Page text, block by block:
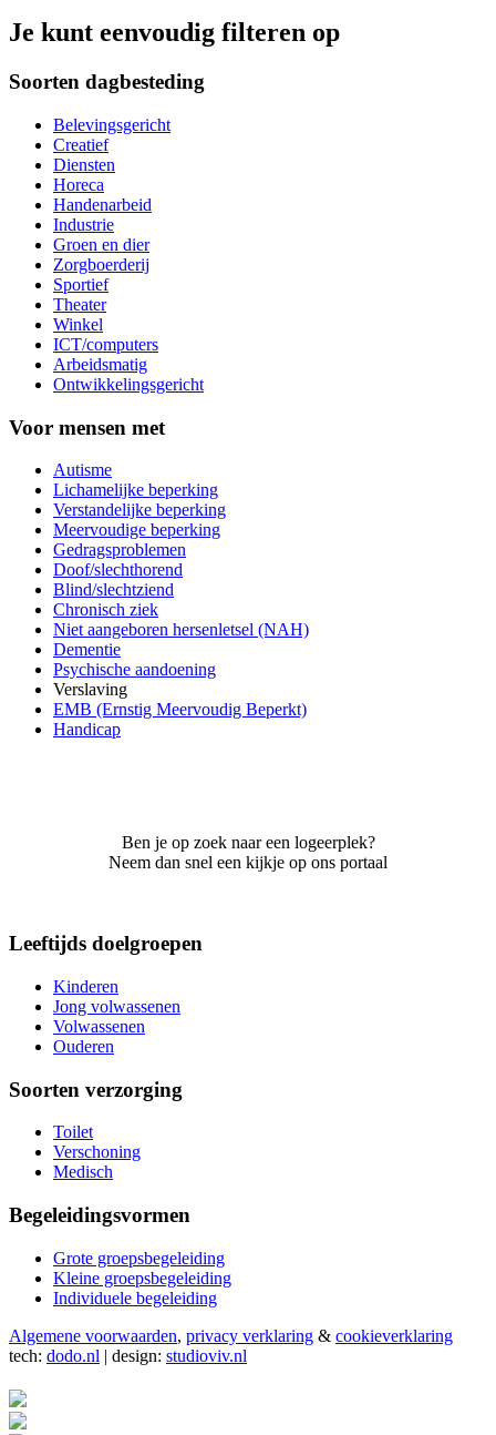
Je kunt eenvoudig filteren op
Soorten dagbesteding
Belevingsgericht
Creatief
Diensten
Horeca
Handenarbeid
Industrie
Groen en dier
Zorgboerderij
Sportief
Theater
Winkel
ICT/computers
Arbeidsmatig
Ontwikkelingsgericht
Voor mensen met
Autisme
Lichamelijke beperking
Verstandelijke beperking
Meervoudige beperking
Gedragsproblemen
Doof/slechthorend
Blind/slechtziend
Chronisch ziek
Niet aangeboren hersenletsel (NAH)
Dementie
Psychische aandoening
Verslaving
EMB (Ernstig Meervoudig Beperkt)
Handicap
Ben je op zoek naar een logeerplek?
Neem dan snel een kijkje op ons portaal
Leeftijds doelgroepen
Kinderen
Jong volwassenen
Volwassenen
Ouderen
Soorten verzorging
Toilet
Verschoning
Medisch
Begeleidingsvormen
Grote groepsbegeleiding
Kleine groepsbegeleiding
Individuele begeleiding
Algemene voorwaarden, privacy verklaring & cookieverklaring
tech: dodo.nl | design: studioviv.nl